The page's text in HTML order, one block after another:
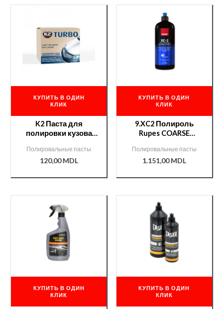
КУПИТЬ В ОДИН
КЛИК
K2 Паста для
полировки кузова
Полировальные пасты
120,00MDL
КУПИТЬ В ОДИН
КЛИК
9.XC2 Полироль
Rupes COARSE
Полировальные пасты
1.151,00MDL
КУПИТЬ В ОДИН
КЛИК
КУПИТЬ В ОДИН
КЛИК